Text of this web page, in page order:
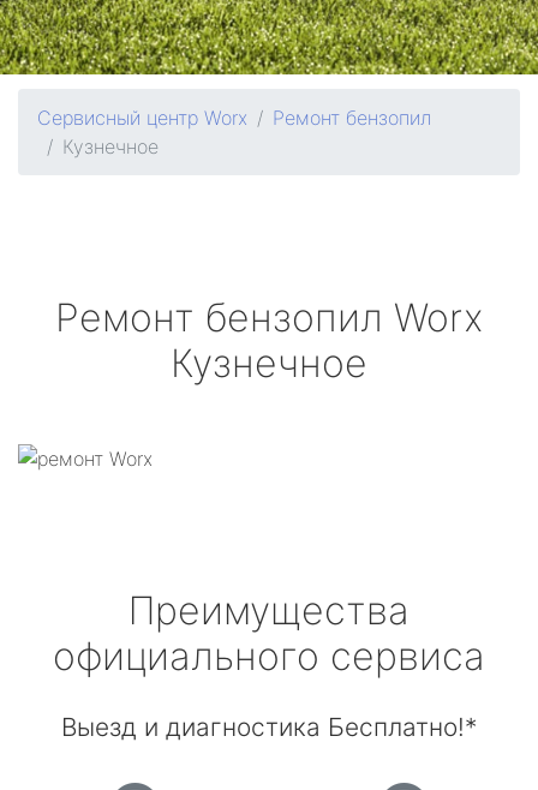
Сервисный центр Worx
Ремонт бензопил
Кузнечное
Ремонт бензопил Worx
Кузнечное
Преимущества
официального сервиса
Выезд и диагностика Бесплатно!*